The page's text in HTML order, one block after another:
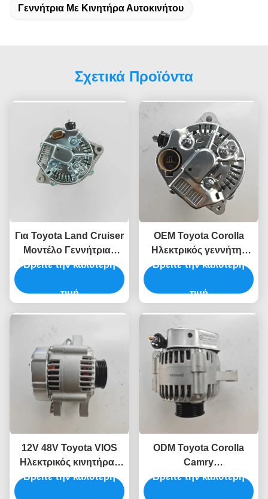
Γεννήτρια Με Κινητήρα Αυτοκινήτου
Σχετικά Προϊόντα
Για Toyota Land Cruiser
Μοντέλο Γεννήτριας
Κινητήρα Οχήματος
Βρείτε την καλύτερη
τιμή
OEM Toyota Corolla
Ηλεκτρικός γεννήτης
εναλλακτικός
27060-16040
Βρείτε την καλύτερη
τιμή
12V 48V Toyota VIOS
Ηλεκτρικός κινητήρας
γεννήτρια 27060-21041
Βρείτε την καλύτερη
ODM Toyota Corolla
Camry
Αυτοκινητοκινητήρας
Βρείτε την καλύτερη